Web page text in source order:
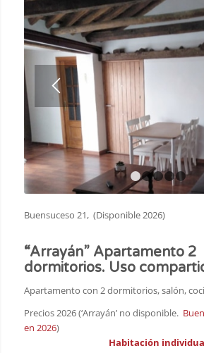
Buensuceso 21, (Disponible 2026)
“Arrayán” Apartamento 2
dormitorios. Uso
Apartamento con 2 dormitorios, salón,
Precios 2026 (‘Arrayán’ no disponible.
en 2026)
Habitación